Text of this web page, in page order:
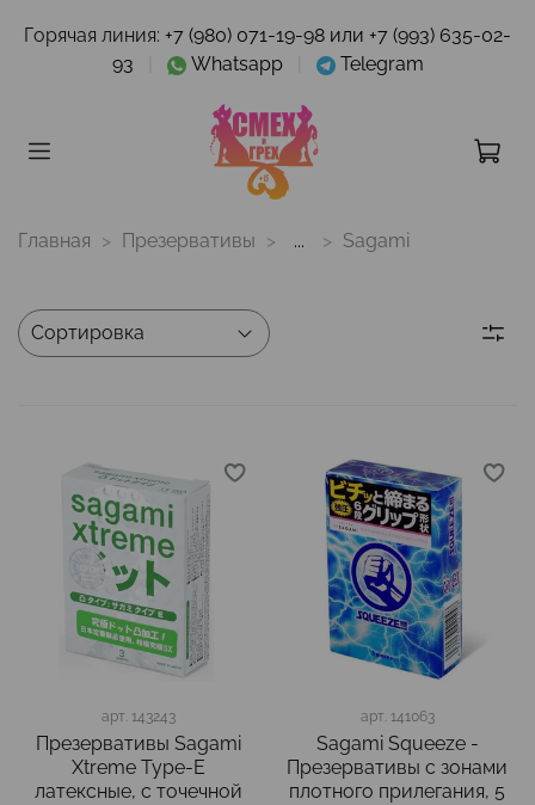
Горячая линия: +7 (980) 071-19-98 или +7 (993) 635-02-
93
Whatsapp Telegram
Главная Презервативы ... Sagami
арт. 143243
Презервативы Sagami
Xtreme Type-E
латексные, с точечной
арт. 141063
Sagami Squeeze -
Презервативы с зонами
плотного прилегания, 5